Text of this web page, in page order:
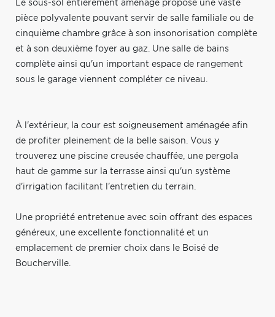
Le sous-sol entièrement aménagé propose une vaste
pièce polyvalente pouvant servir de salle familiale ou de
cinquième chambre grâce à son insonorisation complète
et à son deuxième foyer au gaz. Une salle de bains
complète ainsi qu'un important espace de rangement
sous le garage viennent compléter ce niveau.
À l'extérieur, la cour est soigneusement aménagée afin
de profiter pleinement de la belle saison. Vous y
trouverez une piscine creusée chauffée, une pergola
haut de gamme sur la terrasse ainsi qu'un système
d'irrigation facilitant l'entretien du terrain.
Une propriété entretenue avec soin offrant des espaces
généreux, une excellente fonctionnalité et un
emplacement de premier choix dans le Boisé de
Boucherville.